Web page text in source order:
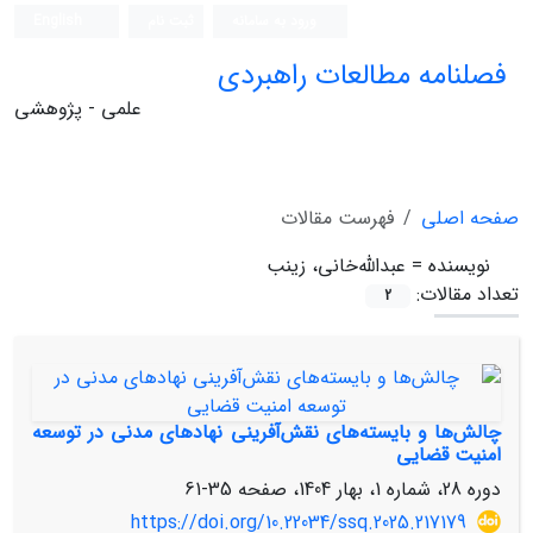
فصلنامه مطالعات راهبردی
علمی - پژوهشی
صفحه اصلی
فهرست مقالات
نویسنده = عبدالله‌خانی، زینب
تعداد مقالات:
2
چالش‌ها و بایسته‌های نقش‌آفرینی نهادهای مدنی در توسعه
امنیت قضایی
دوره 28، شماره 1، بهار 1404، صفحه
35-61
https://doi.org/10.22034/ssq.2025.217179